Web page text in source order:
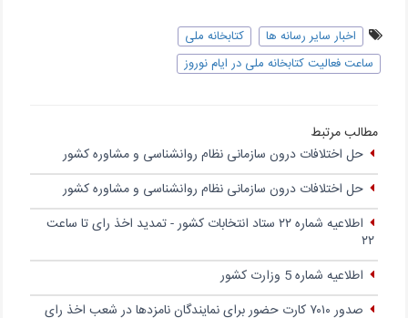
اخبار سایر رسانه ها
کتابخانه ملی
ساعت فعالیت کتابخانه ملی در ایام نوروز
مطالب مرتبط
حل اختلافات درون سازمانی نظام روانشناسی و مشاوره کشور
حل اختلافات درون سازمانی نظام روانشناسی و مشاوره کشور
اطلاعیه شماره ۲۲ ستاد انتخابات کشور - تمدید اخذ رای تا ساعت
۲۲
اطلاعیه شماره 5 وزارت کشور
صدور ۷۰۱۰ کارت حضور برای نمایندگان نامزدها در شعب اخذ رای